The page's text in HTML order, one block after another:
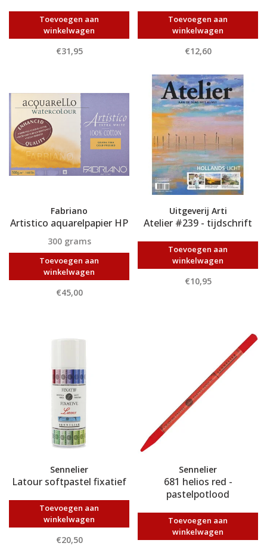
Toevoegen aan
winkelwagen
€31,95
Toevoegen aan
winkelwagen
€12,60
Fabriano
Artistico aquarelpapier HP
300 grams
Toevoegen aan
winkelwagen
€45,00
Uitgeverij Arti
Atelier #239 - tijdschrift
Toevoegen aan
winkelwagen
€10,95
Sennelier
Latour softpastel fixatief
Toevoegen aan
winkelwagen
€20,50
Sennelier
681 helios red -
pastelpotlood
Toevoegen aan
winkelwagen